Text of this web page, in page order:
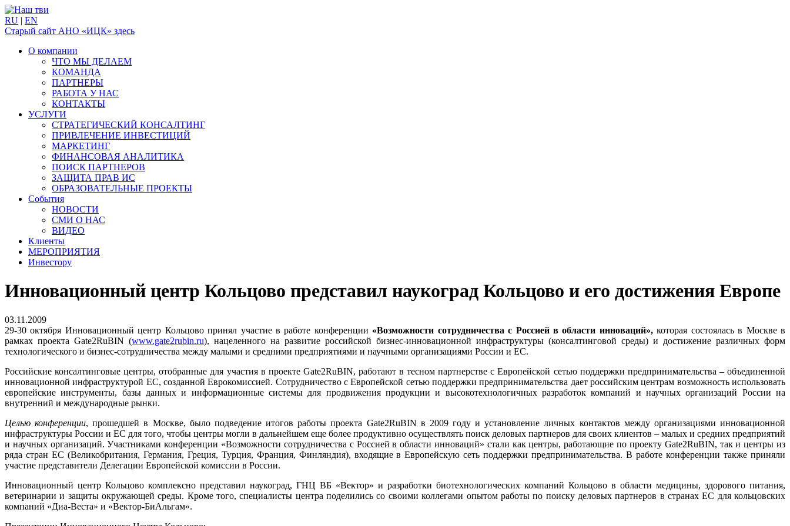
RU | EN
Старый сайт АНО «ИЦК» здесь
О компании
ЧТО МЫ ДЕЛАЕМ
КОМАНДА
ПАРТНЕРЫ
РАБОТА У НАС
КОНТАКТЫ
УСЛУГИ
СТРАТЕГИЧЕСКИЙ КОНСАЛТИНГ
ПРИВЛЕЧЕНИЕ ИНВЕСТИЦИЙ
МАРКЕТИНГ
ФИНАНСОВАЯ АНАЛИТИКА
ПОИСК ПАРТНЕРОВ
ЗАЩИТА ПРАВ ИС
ОБРАЗОВАТЕЛЬНЫЕ ПРОЕКТЫ
События
НОВОСТИ
СМИ О НАС
ВИДЕО
Клиенты
МЕРОПРИЯТИЯ
Инвестору
Инновационный центр Кольцово представил наукоград Кольцово и его достижения Европе
03.11.2009
29-30 октября Инновационный центр Кольцово принял участие в работе конференции «Возможности сотрудничества с Россией в области инноваций»,которая состоялась в Москве в
рамках проекта Gate2RuBIN (www.gate2rubin.ru), нацеленного на развитие российской бизнес-инновационной инфраструктуры (консалтинговой среды) и достижение различных форм
технологического и бизнес-сотрудничества между малыми и средними предприятиями и научными организациями России и ЕС.
Российские консалтинговые центры, отобранные для участия в проекте Gate2RuBIN, работают в тесном партнерстве с Европейской сетью поддержки предпринимательства – объединенной
инновационной инфраструктурой ЕС, созданной Еврокомиссией. Сотрудничество с Европейской сетью поддержки предпринимательства дает российским центрам возможность использовать
европейские инструменты, базы данных и информационные системы для продвижения продукции и высокотехнологичных разработок компаний и научных организаций России на
внутренний и международные рынки.
Целью конференции, прошедшей в Москве, было подведение итогов работы проекта Gate2RuBIN в 2009 году и установление личных контактов между организациями инновационной
инфраструктуры России и ЕС для того, чтобы центры могли в дальнейшем еще более продуктивно осуществлять поиск деловых партнеров для своих клиентов – малых и средних предприятий
и научных организаций. Участниками конференции «Возможности сотрудничества с Россией в области инноваций» стали как центры, работающие по проекту Gate2RuBIN, так и центры из
ряда стран ЕС (Великобритания, Германия, Греция, Турция, Франция, Финляндия), входящие в Европейскую сеть поддержки предпринимательства. В работе конференции также приняли
участие представители Делегации Европейской комиссии в России.
Инновационный центр Кольцово комплексно представил наукоград, ГНЦ ВБ «Вектор» и разработки биотехнологических компаний Кольцово в области медицины, здорового питания,
ветеринарии и защиты окружающей среды. Кроме того, специалисты центра поделились со своими коллегами опытом работы по поиску деловых партнеров в странах ЕС для кольцовских
компаний «Диа-Веста» и «Вектор-БиАльгам».